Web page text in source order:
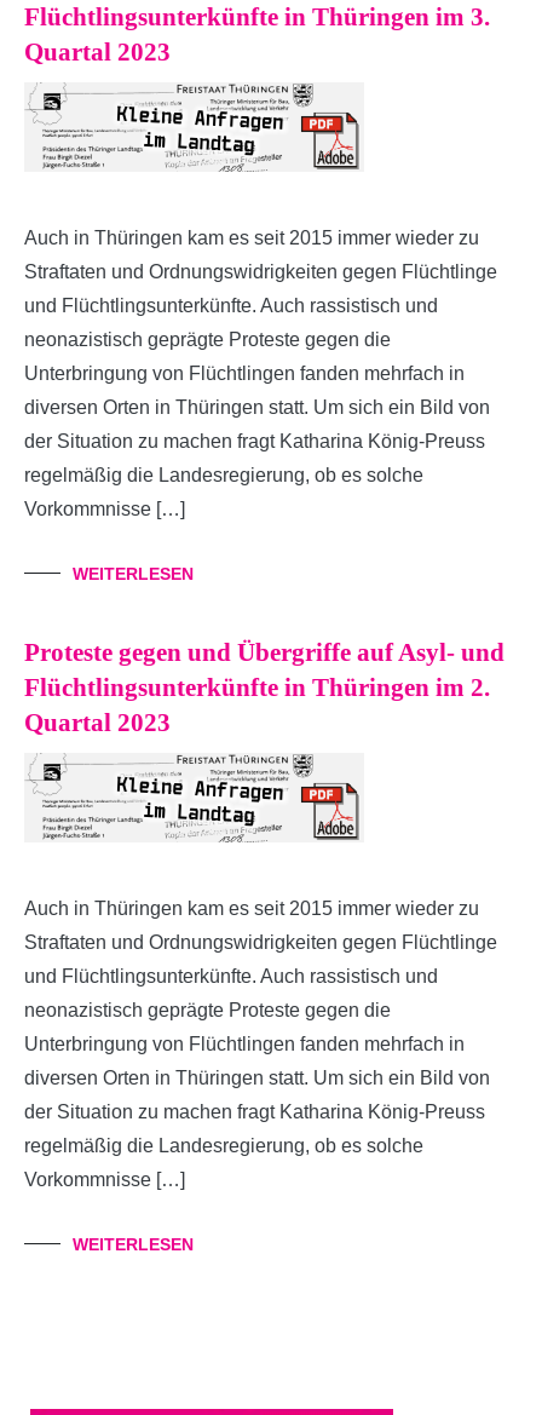
Flüchtlingsunterkünfte in Thüringen im 3.
Quartal 2023
Auch in Thüringen kam es seit 2015 immer wieder zu
Straftaten und Ordnungswidrigkeiten gegen Flüchtlinge
und Flüchtlingsunterkünfte. Auch rassistisch und
neonazistisch geprägte Proteste gegen die
Unterbringung von Flüchtlingen fanden mehrfach in
diversen Orten in Thüringen statt. Um sich ein Bild von
der Situation zu machen fragt Katharina König-Preuss
regelmäßig die Landesregierung, ob es solche
Vorkommnisse […]
WEITERLESEN
Proteste gegen und Übergriffe auf Asyl- und
Flüchtlingsunterkünfte in Thüringen im 2.
Quartal 2023
Auch in Thüringen kam es seit 2015 immer wieder zu
Straftaten und Ordnungswidrigkeiten gegen Flüchtlinge
und Flüchtlingsunterkünfte. Auch rassistisch und
neonazistisch geprägte Proteste gegen die
Unterbringung von Flüchtlingen fanden mehrfach in
diversen Orten in Thüringen statt. Um sich ein Bild von
der Situation zu machen fragt Katharina König-Preuss
regelmäßig die Landesregierung, ob es solche
Vorkommnisse […]
WEITERLESEN